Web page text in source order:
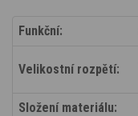
Funkční:
Velikostní rozpětí:
Složení materiálu: